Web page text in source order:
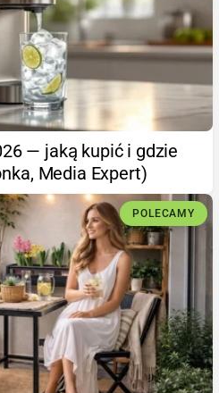
— jaką kupić i gdzie
Media Expert)
POLECAMY